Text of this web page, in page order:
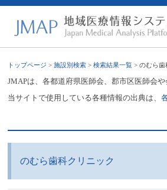
トップページ >施設別検索 >検索結果一覧 > のむら歯
JMAPは、各都道府県医師会、郡市区医師会
当サイトで使用している各種情報の出典は、
のむら歯科クリニック